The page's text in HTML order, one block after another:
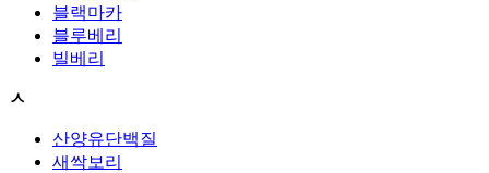
블랙마카
블루베리
빌베리
ㅅ
산양유단백질
새싹보리